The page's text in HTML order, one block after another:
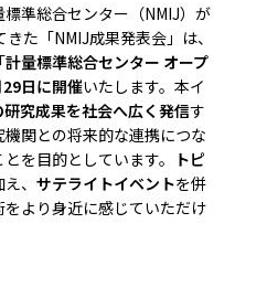
準総合センター（NMIJ）が
た「NMIJ成果発表会」は、
計量標準総合センター オープ
日に開催いたします。本イ
究成果を社会へ広く発信す
関との将来的な連携につな
を目的としています。
トピ
え、サテライトイベントを併
より身近に感じていただけ